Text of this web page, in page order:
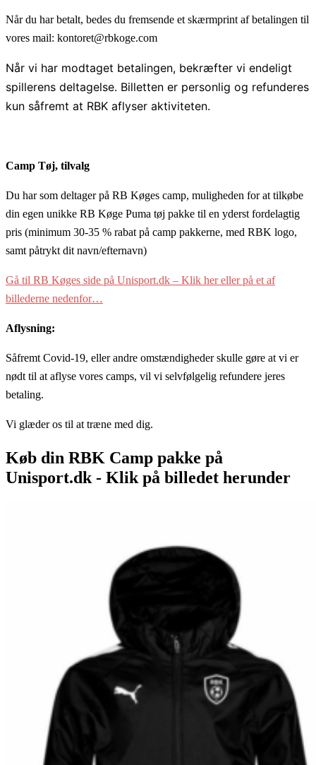
Når du har betalt, bedes du fremsende et skærmprint af betalingen til
vores mail: kontoret@rbkoge.com
Når vi har modtaget betalingen, bekræfter vi endeligt
spillerens deltagelse. Billetten er personlig og refunderes
kun såfremt at RBK aflyser aktiviteten.
Camp Tøj, tilvalg
Du har som deltager på RB Køges camp, muligheden for at tilkøbe
din egen unikke RB Køge Puma tøj pakke til en yderst fordelagtig
pris (minimum 30-35 % rabat på camp pakkerne, med RBK logo,
samt påtrykt dit navn/efternavn)
Gå til RB Køges side på Unisport.dk – Klik her eller på et af
billederne nedenfor…
Aflysning:
Såfremt Covid-19, eller andre omstændigheder skulle gøre at vi er
nødt til at aflyse vores camps, vil vi selvfølgelig refundere jeres
betaling.
Vi glæder os til at træne med dig.
Køb din RBK Camp pakke på
Unisport.dk - Klik på billedet herunder